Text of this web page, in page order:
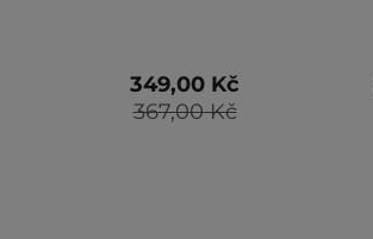
367,00 Kč
349,00 Kč